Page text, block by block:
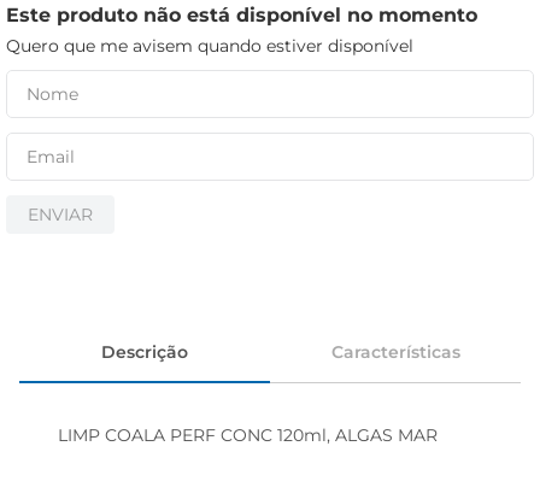
Este produto não está disponível no momento
Quero que me avisem quando estiver disponível
ENVIAR
Descrição Características
LIMP COALA PERF CONC 120ml, ALGAS MAR
papel higiênico
cerveja